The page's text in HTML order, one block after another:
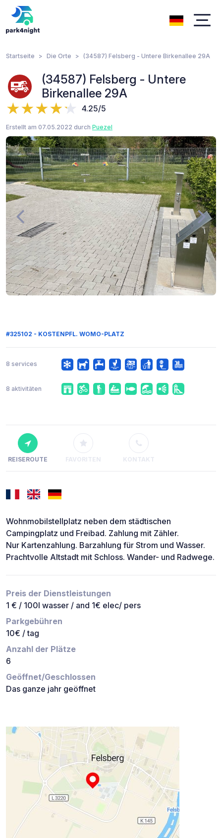
Startseite Die Orte (34587) Felsberg - Untere Birkenallee 29A
(34587) Felsberg - Untere
Birkenallee 29A
4.25/5
Erstellt am 07.05.2022 durch Puezel
#325102 - KOSTENPFL. WOMO-PLATZ
8 services
8 aktivitäten
REISEROUTE FAVORITEN KONTAKT
Wohnmobilstellplatz neben dem städtischen
Campingplatz und Freibad. Zahlung mit Zähler.
Nur Kartenzahlung. Barzahlung für Strom und Wasser.
Prachtvolle Altstadt mit Schloss. Wander- und Radwege.
Preis der Dienstleistungen
1 € / 100l wasser / and 1€ elec/ pers
Parkgebühren
10€ / tag
Anzahl der Plätze
6
Geöffnet/Geschlossen
Das ganze jahr geöffnet